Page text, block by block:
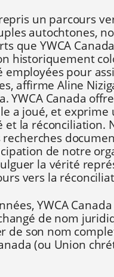
un parcours
autochtones,
que YWCA
historiquement
employées pour
affirme Aline
YWCA Canada
a joué, et
la réconciliation.
de notre
la vérité
vers la
YWCA
de nom
de son nom
(ou Union